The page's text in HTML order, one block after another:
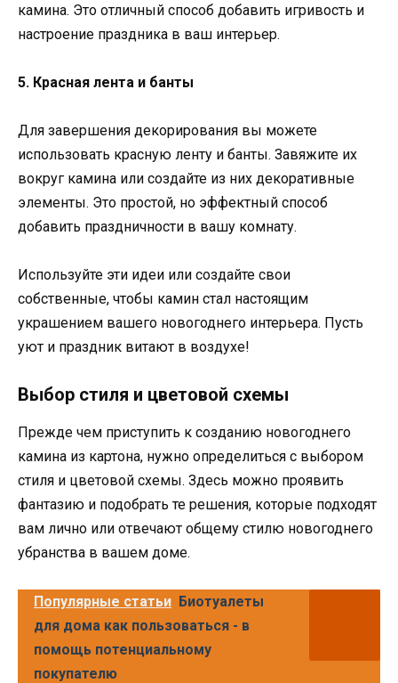
камина. Это отличный способ добавить игривость и
настроение праздника в ваш интерьер.
5. Красная лента и банты
Для завершения декорирования вы можете
использовать красную ленту и банты. Завяжите их
вокруг камина или создайте из них декоративные
элементы. Это простой, но эффектный способ
добавить праздничности в вашу комнату.
Используйте эти идеи или создайте свои
собственные, чтобы камин стал настоящим
украшением вашего новогоднего интерьера. Пусть
уют и праздник витают в воздухе!
Выбор стиля и цветовой схемы
Прежде чем приступить к созданию новогоднего
камина из картона, нужно определиться с выбором
стиля и цветовой схемы. Здесь можно проявить
фантазию и подобрать те решения, которые подходят
вам лично или отвечают общему стилю новогоднего
убранства в вашем доме.
Популярные статьи Биотуалеты
для дома как пользоваться - в
помощь потенциальному
покупателю